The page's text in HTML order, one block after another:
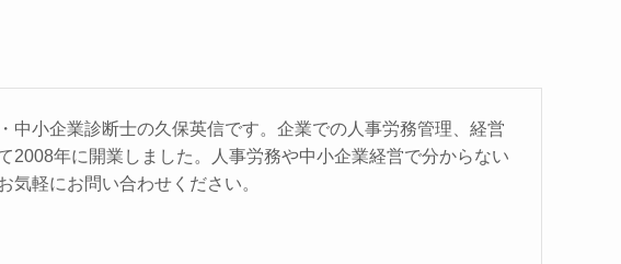
中小企業診断士の久保英信です。企業での人事労務管理、経営
2008年に開業しました。人事労務や中小企業経営で分からない
気軽にお問い合わせください。